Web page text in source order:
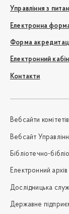
Управління з
Електронна
Форма
Електронний
Контакти
Вебсайти
Вебсайт
Бібліотечно-
Електронний архів
Дослідницька
Державне